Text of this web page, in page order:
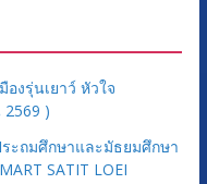
องรุ่นเยาว์ หัวใจ
)
ะถมศึกษาและมัธยมศึกษา
SATIT LOEI